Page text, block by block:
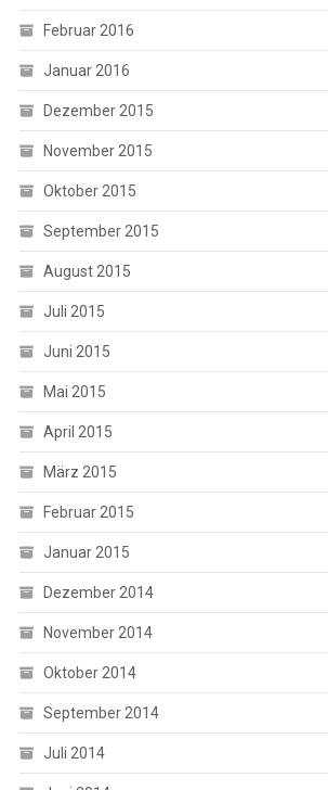
Februar 2016
Januar 2016
Dezember 2015
November 2015
Oktober 2015
September 2015
August 2015
Juli 2015
Juni 2015
Mai 2015
April 2015
März 2015
Februar 2015
Januar 2015
Dezember 2014
November 2014
Oktober 2014
September 2014
Juli 2014